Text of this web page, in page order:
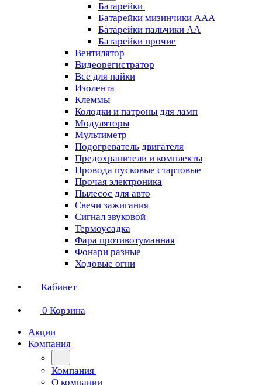
Батарейки
Батарейки мизинчики ААА
Батарейки пальчики АА
Батарейки прочие
Вентилятор
Видеорегистратор
Все для пайки
Изолента
Клеммы
Колодки и патроны для ламп
Модуляторы
Мультиметр
Подогреватель двигателя
Предохранители и комплекты
Провода пусковые стартовые
Прочая электроника
Пылесос для авто
Свечи зажигания
Сигнал звуковой
Термоусадка
Фара противотуманная
Фонари разные
Ходовые огни
Кабинет
0 Корзина
Акции
Компания
Компания
О компании